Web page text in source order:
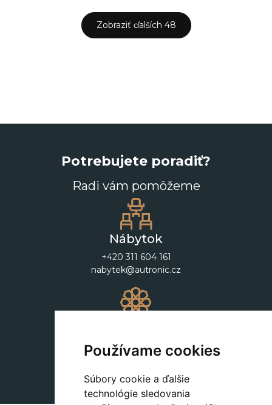
Používame cookies
Súbory cookie a ďalšie
technológie sledovania
Zobraziť ďalších 48
Potrebujete poradiť?
Radi vám pomôžeme
Nábytok
+420 311 604 161
nabytek@autronic.cz
+420 311 604 182
dekorace@autronic.cz